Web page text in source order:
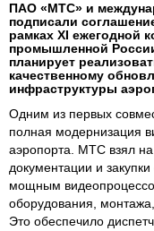
ПАО «МТС» и
подписали
рамках XI ежегодной
промышленной
планирует
качественному
инфраструктуры
Одним из первых
полная модернизация
аэропорта. МТС взял на
документации и
мощным
оборудования,
Это обеспечило